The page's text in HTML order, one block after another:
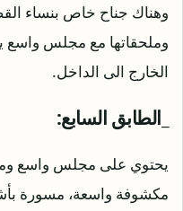
وهناك جناح خاص بنساء
وملحقاتها مع مجلس واسع
الخارج الى الداخل.
_الطابق السابع:
يحتوي على مجلس واسع
مكشوفة واسعة، مسورة